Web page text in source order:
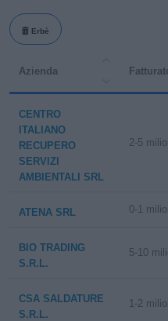
Erbè
Azienda
CENTRO
ITALIANO
RECUPERO
SERVIZI
AMBIENTALI SRL
2-5
ATENA SRL 0-1
BIO TRADING
S.R.L.
5-10
CSA SALDATURE
S.R.L.
1-2